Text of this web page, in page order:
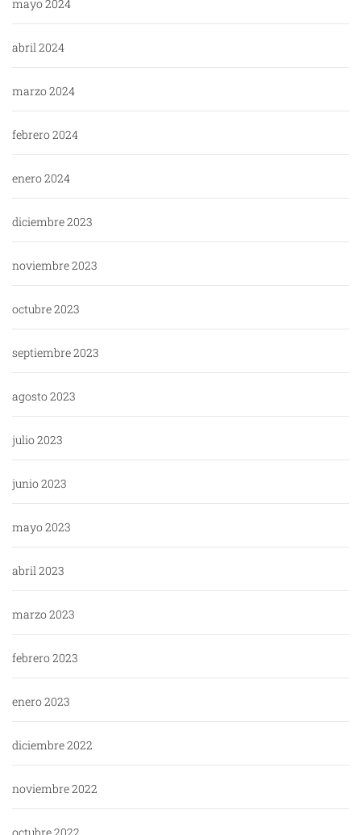
mayo 2024
abril 2024
marzo 2024
febrero 2024
enero 2024
diciembre 2023
noviembre 2023
octubre 2023
septiembre 2023
agosto 2023
julio 2023
junio 2023
mayo 2023
abril 2023
marzo 2023
febrero 2023
enero 2023
diciembre 2022
noviembre 2022